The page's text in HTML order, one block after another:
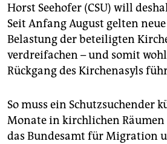
genossenschaft
epaper login
Horst Seehofer (CSU) will
Seit Anfang August gelten
Belastung der beteiligten
verdreifachen – und somit
Rückgang des Kirchenasyls
So muss ein Schutzsuchender
Monate in kirchlichen Räumen
das Bundesamt für Migration